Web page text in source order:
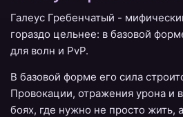
Галеус Гребенчатый -
гораздо цельнее: в базовой
для волн и PvP.
В базовой форме его сила
Провокации, отражения урона и
боях, где нужно не просто жить,